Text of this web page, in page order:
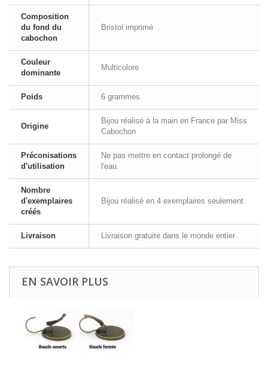
Composition
du fond du
cabochon
Bristol imprimé
Couleur
dominante
Multicolore
Poids 6 grammes
Origine
Bijou réalisé à la main en France par Miss
Cabochon
Préconisations
d'utilisation
Ne pas mettre en contact prolongé de
l'eau.
Nombre
d'exemplaires
créés
Bijou réalisé en 4 exemplaires seulement
Livraison Livraison gratuite dans le monde entier
EN SAVOIR PLUS